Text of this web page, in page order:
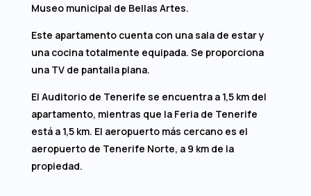
Museo municipal de Bellas Artes.
Este apartamento cuenta con una sala de estar y
una cocina totalmente equipada. Se proporciona
una TV de pantalla plana.
El Auditorio de Tenerife se encuentra a 1,5 km del
apartamento, mientras que la Feria de Tenerife
está a 1,5 km. El aeropuerto más cercano es el
aeropuerto de Tenerife Norte, a 9 km de la
propiedad.